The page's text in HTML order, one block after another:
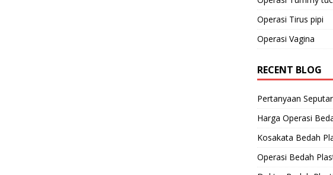
Operasi Tirus pipi
Operasi Vagina
RECENT BLOG
Pertanyaan
Harga Operasi
Kosakata Bedah
Operasi Bedah